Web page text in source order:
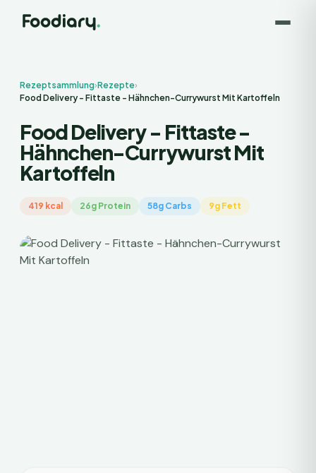
Rezeptsammlung›Rezepte›
Food Delivery - Fittaste - Hähnchen-Currywurst Mit Kartoffeln
Food Delivery - Fittaste -
Hähnchen-Currywurst Mit
Kartoffeln
419 kcal 26g Protein 58g Carbs 9g Fett